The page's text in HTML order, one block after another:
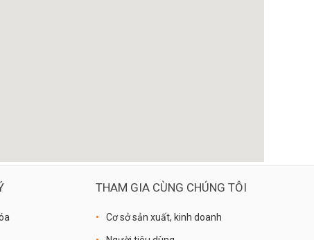
THAM GIA CÙNG CHÚNG TÔI
Cơ sở sản xuất, kinh doanh